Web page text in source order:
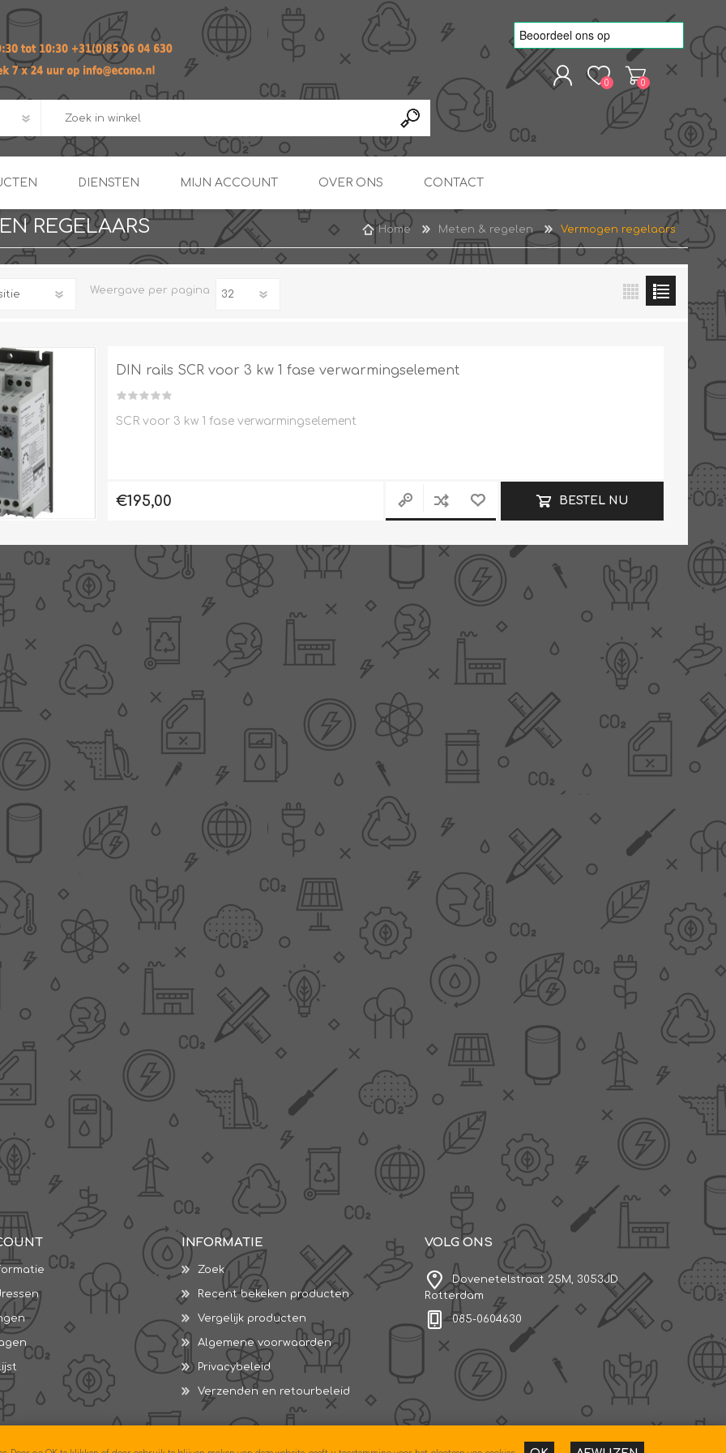
0 0
BUIS EN
Tabel inch-mm
Bronzen fittingen
Collectorkoppelingen
Messing
knelkoppelingen
Pomp koppelingen
Soldeer koppelingen
Solar koppelingen
Solar fittingen
Bekijk alles
DOORSTROOMVERWARMERS
Voorrangsschakelaars
Stiebel Eltron
WIJAS
METEN & REGELEN
CV water
Thermostaten
TA controllers
Internet energiemeter
Sensoren
Tapwater
Vermogen regelaars
ONDERDELEN
Expansievaten
Gereedschap
Inlaatcombinatie
Kleppen
Luchtverwarmers -
Mengers
Bekijk alles
BEREKENINGEN WAT WAARVOOR
AANBIEDINGEN -
TWEEDEKANS
DIENSTEN
ADVIES EN ONTWERP PAKKET
van afgeronde projecten
TNO Precisie
onderzoeks doorstromer
inzetten voor warm water
SECOND OPINION
MIJN ACCOUNT OVER ONS CONTACT
REGELAARS Home Meten & regelen Vermogen regelaars
Weergave per pagina
DIN rails SCR voor 3 kw 1 fase verwarmingselement
SCR voor 3 kw 1 fase verwarmingselement
€195,00 BESTEL NU
INFORMATIE
Zoek
Recent bekeken producten
Vergelijk producten
Algemene voorwaarden
Privacybeleid
Verzenden en retourbeleid
VOLG ONS
Dovenetelstraat 25M, 3053JD
Rotterdam
085-0604630